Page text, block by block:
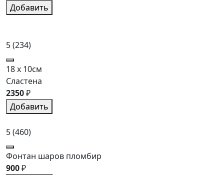
Добавить
5(234)
18 x 10см
Сластена
2350₽
Добавить
5(460)
Фонтан шаров пломбир
900₽